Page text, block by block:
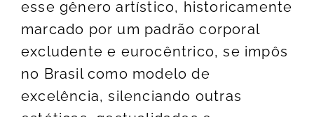
esse gênero artístico, historicamente
marcado por um padrão corporal
excludente e eurocêntrico, se impôs
no Brasil como modelo de
excelência, silenciando outras